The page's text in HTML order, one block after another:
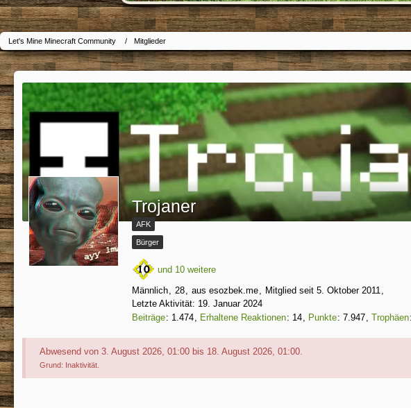
Let's Mine Minecraft Community Mitglieder
Trojaner
AFK
Bürger
und 10 weitere
Männlich 28 aus esozbek.me
Mitglied seit 5. Oktober 2011
Letzte Aktivität: 19. Januar 2024
Beiträge
1.474 Erhaltene Reaktionen 14 Punkte 7.947 Trophäen
Abwesend von 3. August 2026, 01:00 bis 18. August 2026, 01:00.
Grund: Inaktivität.